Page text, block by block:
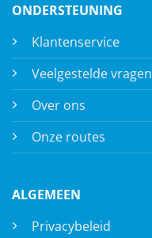
ONDERSTEUNING
Klantenservice
Veelgestelde vragen
Over ons
Onze routes
ALGEMEEN
Privacybeleid